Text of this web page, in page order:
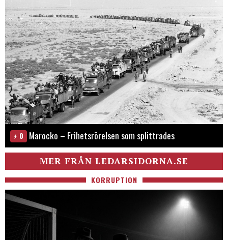
0 Marocko – Frihetsrörelsen som splittrades
MER FRÅN LEDARSIDORNA.SE
KORRUPTION